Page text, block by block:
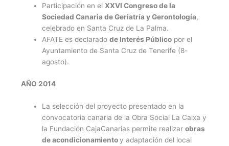
Participación en el XXVI Congreso de la
Sociedad Canaria de Geriatría y Gerontología,
celebrado en Santa Cruz de La Palma.
AFATE es declarado de Interés Públicopor el
Ayuntamiento de Santa Cruz de Tenerife (8-
agosto).
AÑO 2014
La selección del proyecto presentado en la
convocatoria canaria de la Obra Social La Caixa y
la Fundación CajaCanarias permite realizar obras
de acondicionamientoy adaptación del local